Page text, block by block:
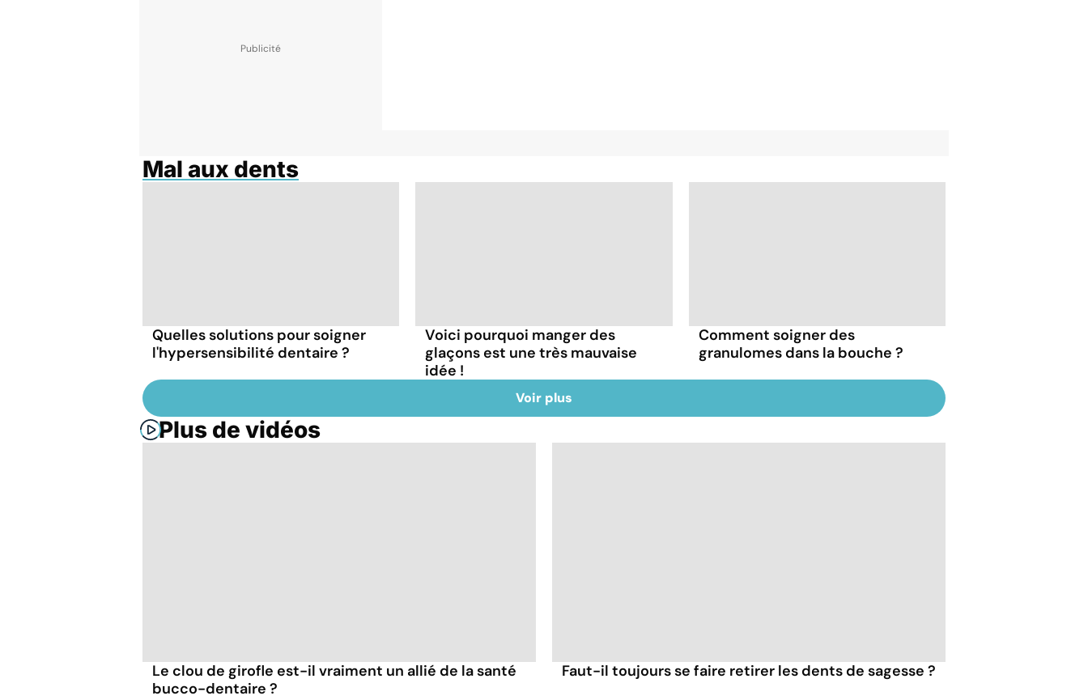
Mal aux dents
Quelles solutions pour soigner
l'hypersensibilité dentaire ?
Voici pourquoi manger des
glaçons est une très mauvaise
idée !
Comment soigner des
granulomes dans la bouche ?
Voir plus
Plus de vidéos
Le clou de girofle est-il vraiment un allié de la santé
bucco-dentaire ?
Faut-il toujours se faire retirer les dents de sagesse ?